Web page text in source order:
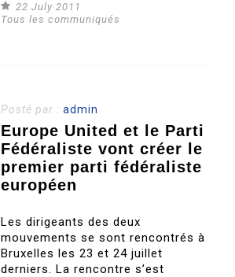
22 July 2011
Tous les communiqués
Posté par :admin
Europe United et le Parti
Fédéraliste vont créer le
premier parti fédéraliste
européen
Les dirigeants des deux
mouvements se sont rencontrés à
Bruxelles les 23 et 24 juillet
derniers. La rencontre s’est